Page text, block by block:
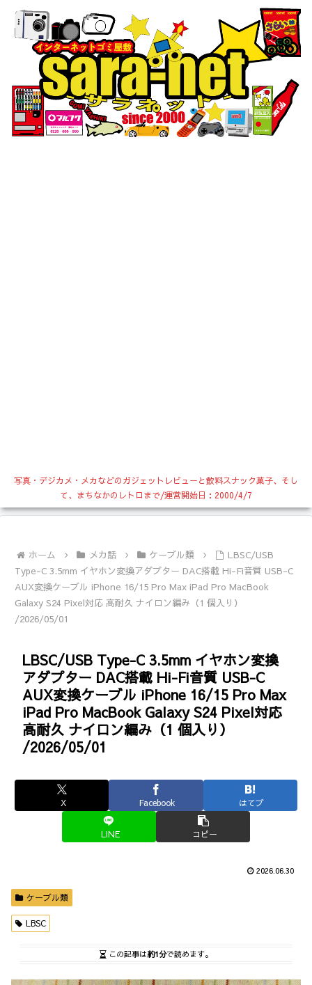
写真・デジカメ・メカなどのガジェットレビューと飲料スナック菓子、そし
て、まちなかのレトロまで/運営開始日：2000/4/7
ホーム メカ話 ケーブル類
LBSC/USB
Type-C 3.5mm イヤホン変換アダプター DAC搭載 Hi-Fi音質 USB-C
AUX変換ケーブル iPhone 16/15 Pro Max iPad Pro MacBook
Galaxy S24 Pixel対応 高耐久 ナイロン編み（1 個入り）
/2026/05/01
LBSC/USB Type-C 3.5mm イヤホン変換
アダプター DAC搭載 Hi-Fi音質 USB-C
AUX変換ケーブル iPhone 16/15 Pro Max
iPad Pro MacBook Galaxy S24 Pixel対応
高耐久 ナイロン編み（1 個入り）
/2026/05/01
X Facebook はてブ
LINE コピー
2026.06.30
ケーブル類
LBSC
この記事は約1分で読めます。